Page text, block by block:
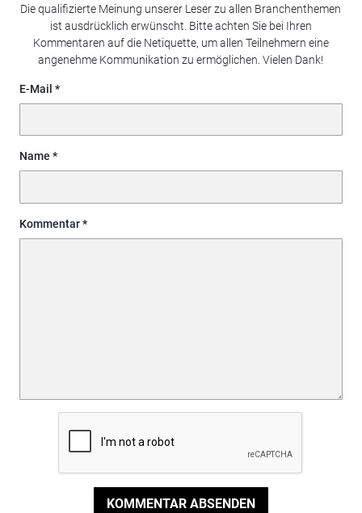
Die qualifizierte Meinung unserer Leser zu allen Branchenthemen
ist ausdrücklich erwünscht. Bitte achten Sie bei Ihren
Kommentaren auf die Netiquette, um allen Teilnehmern eine
angenehme Kommunikation zu ermöglichen. Vielen Dank!
E-Mail
Name
Kommentar
KOMMENTAR ABSENDEN